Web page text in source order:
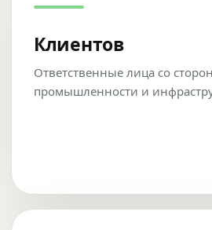
Клиентов
Ответственные лица со
промышленности и